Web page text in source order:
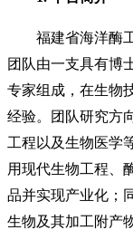
福建省海洋酶
团队由一支具有博
专家组成，在生物
经验。团队研究方
工程以及生物医学
用现代生物工程、
品并实现产业化；
生物及其加工附产